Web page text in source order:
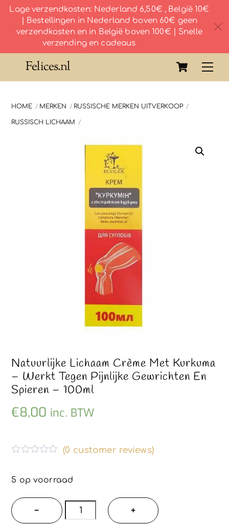
Lage verzendkosten: Nederland 6,50€ , België 10€
| Bestellingen in Nederland boven 60€ geen
verzendkosten en in België boven 100€ | Snelle
verzending en cadeaus
c
Cart
Felices.nl
HOME MERKEN RUSSISCHE MERKEN UITVERKOOP
RUSSISCH LICHAAM
Natuurlijke Lichaam Crème Met Kurkuma
– Werkt Tegen Pijnlijke Gewrichten En
Spieren – 100ml
€8,00 inc. BTW
w
r
d
e
(0 customer reviews)
5 op voorraad
−
Natuurlijke
Lichaam
+